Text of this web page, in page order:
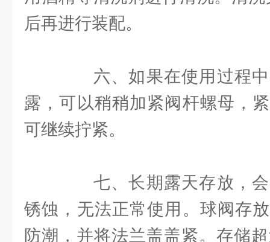
后再进行装配。
六、如果在使用过程中
露，可以稍稍加紧阀杆螺母，
可继续拧紧。
七、长期露天存放，会
锈蚀，无法正常使用。球阀存
防潮，并将法兰盖盖紧。存储